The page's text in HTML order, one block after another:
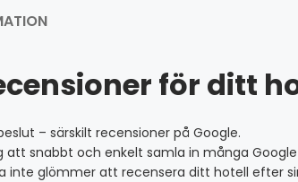
för ditt
– särskilt recensioner på Google.
att snabbt och enkelt samla in många
inte glömmer att recensera ditt hotell efter